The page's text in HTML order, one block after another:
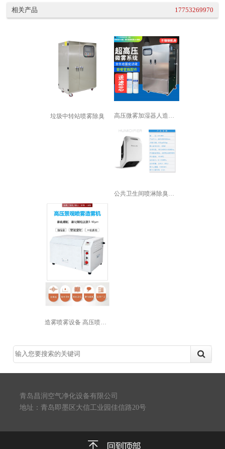
相关产品 17753269970
垃圾中转站喷雾除臭 高压微雾加湿器人造雾加湿机景观喷雾降...
公共卫生间喷淋除臭设备
造雾喷雾设备 高压喷雾机 餐厅降温 ...
青岛昌润空气净化设备有限公司
地址：青岛即墨区大信工业园佳信路20号